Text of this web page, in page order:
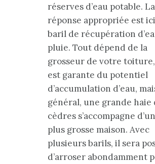
réserves d’eau potable. La
réponse appropriée est
baril de récupération
pluie. Tout dépend de la
grosseur de votre
est garante du potentiel
d’accumulation d’eau,
général, une grande haie
cèdres s’accompagne
plus grosse maison. Avec
plusieurs barils, il sera
d’arroser abondamment